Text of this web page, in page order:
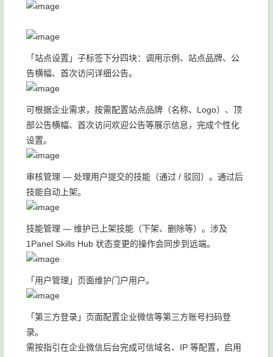
「站点设置」子标签下分四块：调用示例、站点品牌、公
告横幅、首次访问详细公告。
可根据企业需求，按需配置站点品牌（名称、Logo）、顶
部公告横幅、首次访问欢迎公告等展示信息，完成个性化
设置。
审核管理 — 处理用户提交的技能（通过 / 驳回）。通过后
技能自动上架。
技能管理 — 维护已上架技能（下架、删除等）。涉及
1Panel Skills Hub 状态变更的操作会同步到远端。
「用户管理」页面维护门户用户。
「第三方登录」页面配置企业微信等第三方账号扫码登
录。
需按指引在企业微信后台完成可信域名、IP 等配置，启用